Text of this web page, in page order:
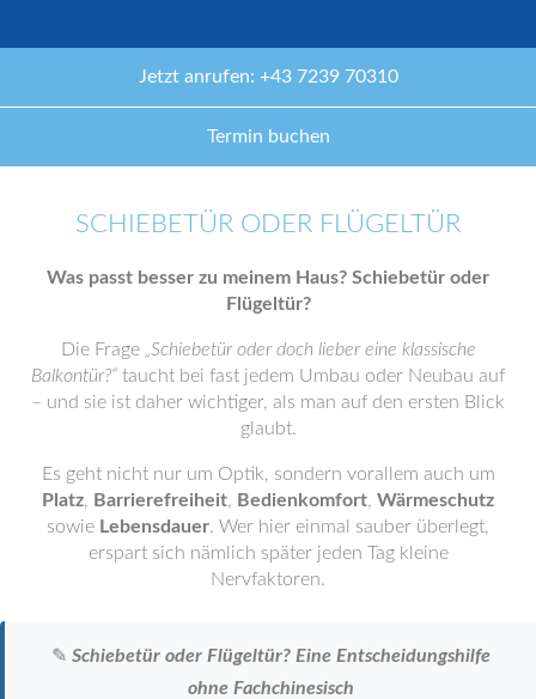
Jetzt anrufen: +43 7239 70310
Termin buchen
SCHIEBETÜR ODER FLÜGELTÜR
Was passt besser zu meinem Haus? Schiebetür oder
Flügeltür?
Die Frage „Schiebetür oder doch lieber eine klassische
Balkontür?“ taucht bei fast jedem Umbau oder Neubau auf
– und sie ist daher wichtiger, als man auf den ersten Blick
glaubt.
Es geht nicht nur um Optik, sondern vorallem auch um
Platz, Barrierefreiheit, Bedienkomfort, Wärmeschutz
sowie Lebensdauer. Wer hier einmal sauber überlegt,
erspart sich nämlich später jeden Tag kleine
Nervfaktoren.
✎ Schiebetür oder Flügeltür? Eine Entscheidungshilfe
ohne Fachchinesisch